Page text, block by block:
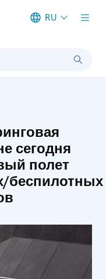
RU
сегодня
полет
беспилотных